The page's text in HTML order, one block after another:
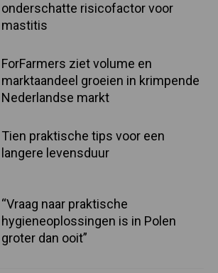
onderschatte risicofactor voor
mastitis
ForFarmers ziet volume en
marktaandeel groeien in krimpende
Nederlandse markt
Tien praktische tips voor een
langere levensduur
“Vraag naar praktische
hygieneoplossingen is in Polen
groter dan ooit”